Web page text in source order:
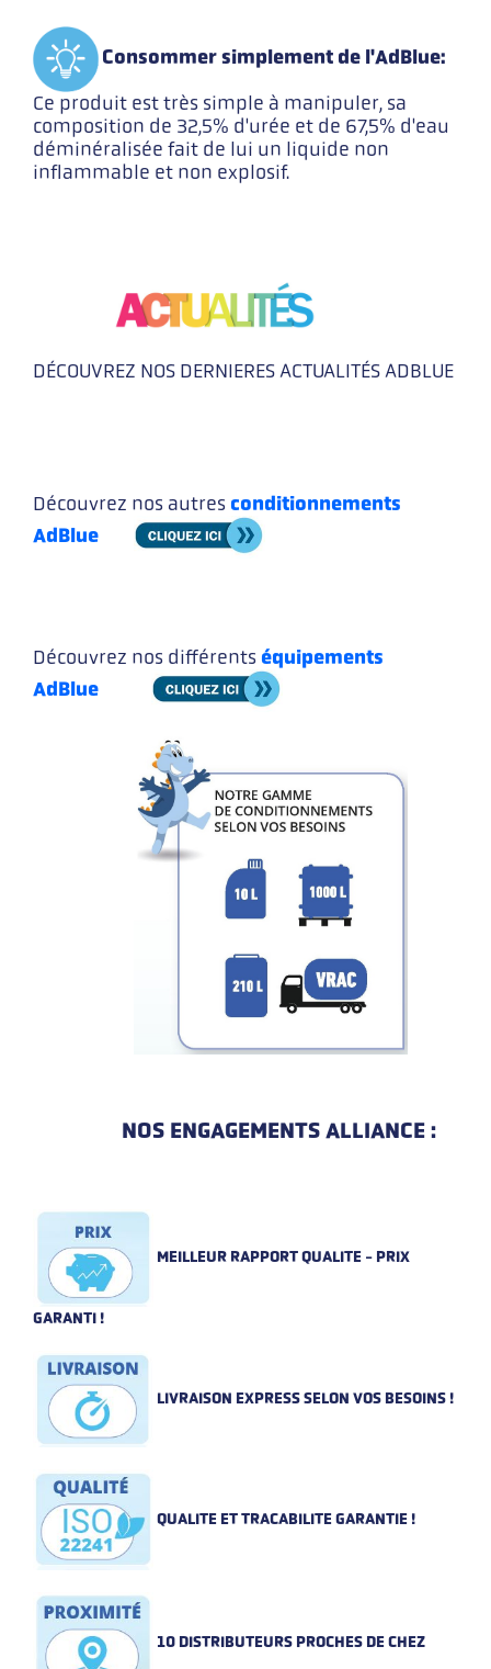
Consommer simplement de l'AdBlue:
Ce produit est très simple à manipuler, sa
composition de 32,5% d'urée et de 67,5% d'eau
déminéralisée fait de lui un liquide non
inflammable et non explosif.
DÉCOUVREZ NOS DERNIERES ACTUALITÉS ADBLUE
Découvrez nos autres conditionnements
AdBlue
Découvrez nos différents équipements
AdBlue
NOS ENGAGEMENTS ALLIANCE :
MEILLEUR RAPPORT QUALITE - PRIX
GARANTI !
LIVRAISON EXPRESS SELON VOS BESOINS !
QUALITE ET TRACABILITE GARANTIE !
10 DISTRIBUTEURS PROCHES DE CHEZ